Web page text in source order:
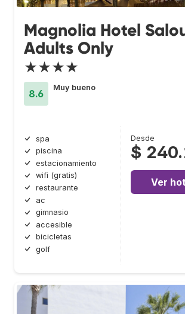
Magnolia Hotel
Adults Only
★★★★
8.6
Muy bueno
spa
piscina
estacionamiento
wifi (gratis)
restaurante
ac
gimnasio
accesible
bicicletas
golf
Desde
$
Ver